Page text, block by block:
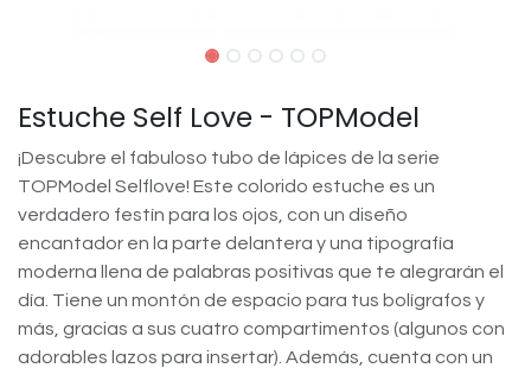
Estuche Self Love - TOPModel
¡Descubre el fabuloso tubo de lápices de la serie
TOPModel Selflove! Este colorido estuche es un
verdadero festín para los ojos, con un diseño
encantador en la parte delantera y una tipografía
moderna llena de palabras positivas que te alegrarán el
día. Tiene un montón de espacio para tus bolígrafos y
más, gracias a sus cuatro compartimentos (algunos con
adorables lazos para insertar). Además, cuenta con un